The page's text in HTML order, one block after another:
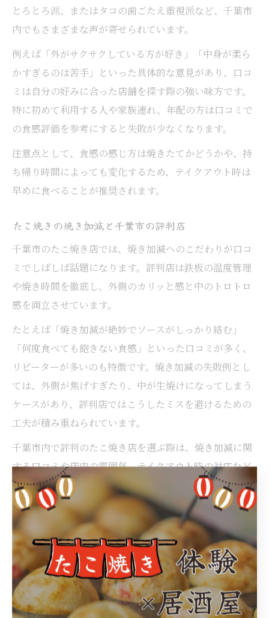
とろとろ派、またはタコの歯ごたえ重視派など、千葉市
内でもさまざまな声が寄せられています。
例えば「外がサクサクしている方が好き」「中身が柔ら
かすぎるのは苦手」といった具体的な意見があり、口コ
ミは自分の好みに合った店舗を探す際の強い味方です。
特に初めて利用する人や家族連れ、年配の方は口コミで
の食感評価を参考にすると失敗が少なくなります。
注意点として、食感の感じ方は焼きたてかどうかや、持
ち帰り時間によっても変化するため、テイクアウト時は
早めに食べることが推奨されます。
たこ焼きの焼き加減と千葉市の評判店
千葉市のたこ焼き店では、焼き加減へのこだわりが口コ
ミでしばしば話題になります。評判店は鉄板の温度管理
や焼き時間を徹底し、外側のカリッと感と中のトロトロ
感を両立させています。
たとえば「焼き加減が絶妙でソースがしっかり絡む」
「何度食べても飽きない食感」といった口コミが多く、
リピーターが多いのも特徴です。焼き加減の失敗例とし
ては、外側が焦げすぎたり、中が生焼けになってしまう
ケースがあり、評判店ではこうしたミスを避けるための
工夫が積み重ねられています。
千葉市内で評判のたこ焼き店を選ぶ際は、焼き加減に関
する口コミや店内の雰囲気、テイクアウト時の対応など
もチェックすると、より満足度の高いお店選びにつなが
ります。
千葉で美味しいたこ焼きを口コミ比較
美味しいたこ焼き千葉市の口コミ徹底比較